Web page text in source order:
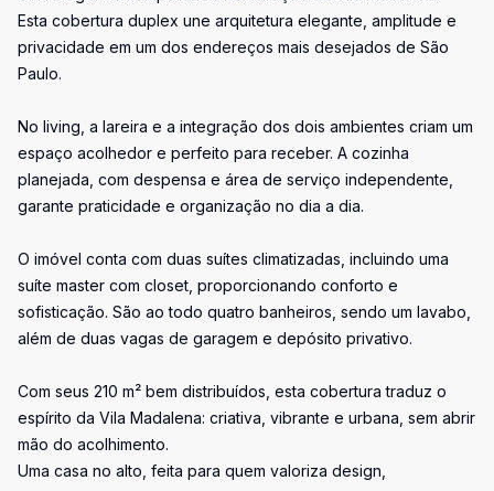
Esta cobertura duplex une arquitetura elegante, amplitude e
privacidade em um dos endereços mais desejados de São
Paulo.
No living, a lareira e a integração dos dois ambientes criam um
espaço acolhedor e perfeito para receber. A cozinha
planejada, com despensa e área de serviço independente,
garante praticidade e organização no dia a dia.
O imóvel conta com duas suítes climatizadas, incluindo uma
suíte master com closet, proporcionando conforto e
sofisticação. São ao todo quatro banheiros, sendo um lavabo,
além de duas vagas de garagem e depósito privativo.
Com seus 210 m² bem distribuídos, esta cobertura traduz o
espírito da Vila Madalena: criativa, vibrante e urbana, sem abrir
mão do acolhimento.
Uma casa no alto, feita para quem valoriza design,